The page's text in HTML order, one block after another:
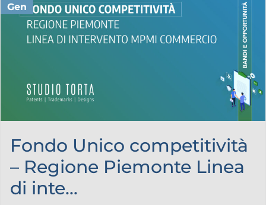
Gen
Fondo Unico competitività
– Regione Piemonte Linea
di inte...